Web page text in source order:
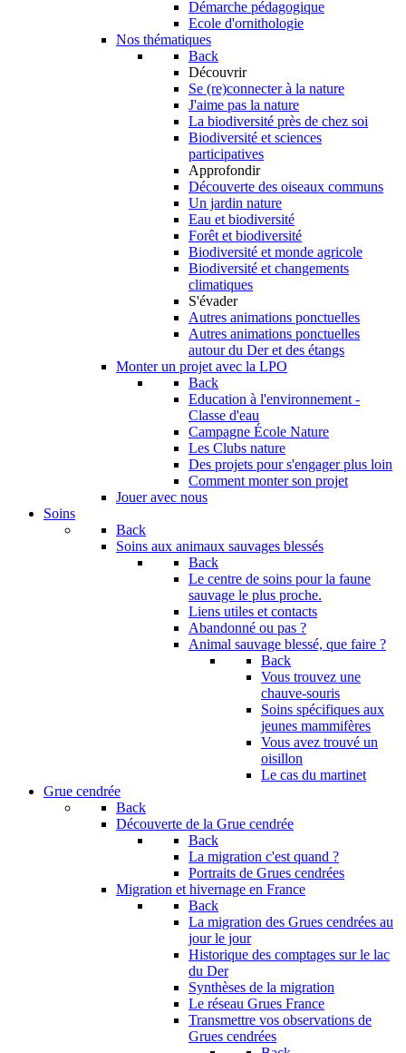
Démarche pédagogique
Ecole d'ornithologie
Nos thématiques
Back
Découvrir
Se (re)connecter à la nature
J'aime pas la nature
La biodiversité près de chez soi
Biodiversité et sciences
participatives
Approfondir
Découverte des oiseaux communs
Un jardin nature
Eau et biodiversité
Forêt et biodiversité
Biodiversité et monde agricole
Biodiversité et changements
climatiques
S'évader
Autres animations ponctuelles
Autres animations ponctuelles
autour du Der et des étangs
Monter un projet avec la LPO
Back
Education à l'environnement -
Classe d'eau
Campagne École Nature
Les Clubs nature
Des projets pour s'engager plus loin
Comment monter son projet
Jouer avec nous
Soins
Back
Soins aux animaux sauvages blessés
Back
Le centre de soins pour la faune
sauvage le plus proche.
Liens utiles et contacts
Abandonné ou pas ?
Animal sauvage blessé, que faire ?
Back
Vous trouvez une
chauve-souris
Soins spécifiques aux
jeunes mammifères
Vous avez trouvé un
oisillon
Le cas du martinet
Grue cendrée
Back
Découverte de la Grue cendrée
Back
La migration c'est quand ?
Portraits de Grues cendrées
Migration et hivernage en France
Back
La migration des Grues cendrées au
jour le jour
Historique des comptages sur le lac
du Der
Synthèses de la migration
Le réseau Grues France
Transmettre vos observations de
Grues cendrées